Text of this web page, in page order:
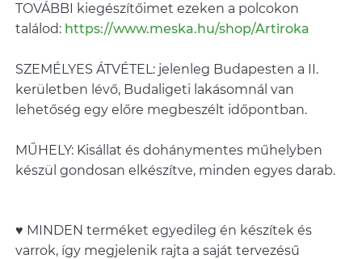
TOVÁBBI kiegészítőimet ezeken a polcokon
találod: https://www.meska.hu/shop/Artiroka
SZEMÉLYES ÁTVÉTEL: jelenleg Budapesten a II.
kerületben lévő, Budaligeti lakásomnál van
lehetőség egy előre megbeszélt időpontban.
MŰHELY: Kisállat és dohánymentes műhelyben
készül gondosan elkészítve, minden egyes darab.
♥ MINDEN terméket egyedileg én készítek és
varrok, így megjelenik rajta a saját tervezésű